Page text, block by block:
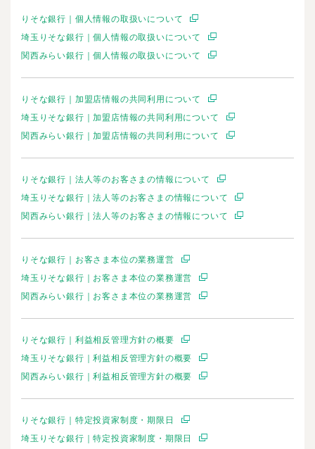
りそな銀行｜個人情報の取扱いについて
埼玉りそな銀行｜個人情報の取扱いについて
関西みらい銀行｜個人情報の取扱いについて
りそな銀行｜加盟店情報の共同利用について
埼玉りそな銀行｜加盟店情報の共同利用について
関西みらい銀行｜加盟店情報の共同利用について
りそな銀行｜法人等のお客さまの情報について
埼玉りそな銀行｜法人等のお客さまの情報について
関西みらい銀行｜法人等のお客さまの情報について
りそな銀行｜お客さま本位の業務運営
埼玉りそな銀行｜お客さま本位の業務運営
関西みらい銀行｜お客さま本位の業務運営
りそな銀行｜利益相反管理方針の概要
埼玉りそな銀行｜利益相反管理方針の概要
関西みらい銀行｜利益相反管理方針の概要
りそな銀行｜特定投資家制度・期限日
埼玉りそな銀行｜特定投資家制度・期限日